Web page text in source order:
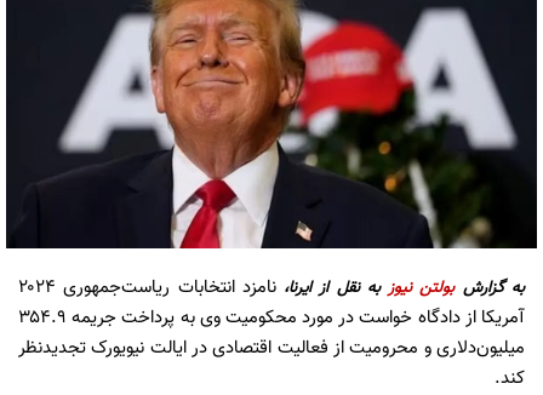
به گزارشبولتن نیوزبه نقل از ایرنا،
نامزد انتخابات ریاست‌جمهوری ۲۰۲۴
آمریکا از دادگاه خواست در مورد محکومیت وی به پرداخت جریمه ۳۵۴.۹
میلیون‌دلاری و محرومیت از فعالیت اقتصادی در ایالت نیویورک تجدیدنظر
کند.